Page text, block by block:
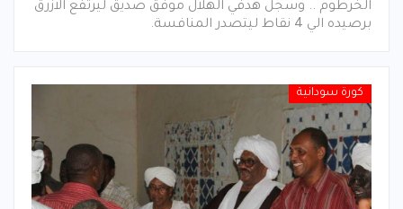
الخرطوم .. وسجل هدفي الهلال موفق صديق ليرتفع الازرق
برصيده الي 4 نقاط ليتصدر المنافسة.
كورة سودانية